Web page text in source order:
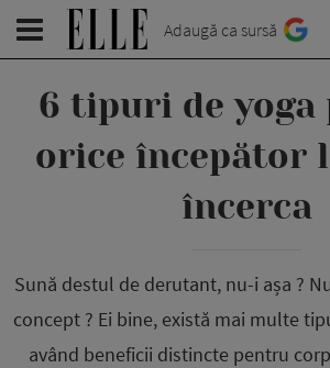
Adaugă ca sursă
6 tipuri de yoga
orice începător
încerca
Sună destul de derutant, nu-i așa ?
concept ? Ei bine, există mai multe
având beneficii distincte pentru